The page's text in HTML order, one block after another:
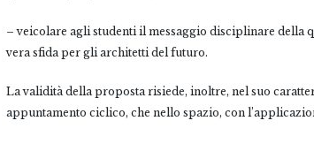
– veicolare agli studenti il messaggio disciplinare della
vera sfida per gli architetti del futuro.
La validità della proposta risiede, inoltre, nel suo
appuntamento ciclico, che nello spazio, con